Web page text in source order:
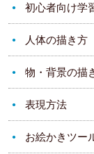
初心者向け学
人体の描き方
物・背景の描
表現方法
お絵かきツー